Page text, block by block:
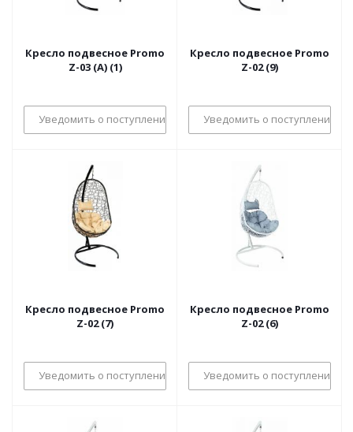
Кресло подвесное Promo
Z-03 (A) (1)
Уведомить о поступлении
Кресло подвесное Promo
Z-02 (9)
Уведомить о поступлении
Кресло подвесное Promo
Z-02 (7)
Уведомить о поступлении
Кресло подвесное Promo
Z-02 (6)
Уведомить о поступлении